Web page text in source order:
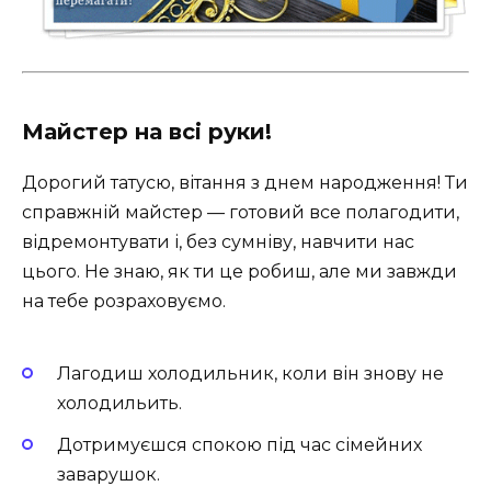
Майстер на всі руки!
Дорогий татусю, вітання з днем народження! Ти
справжній майстер — готовий все полагодити,
відремонтувати і, без сумніву, навчити нас
цього. Не знаю, як ти це робиш, але ми завжди
на тебе розраховуємо.
Лагодиш холодильник, коли він знову не
холодильить.
Дотримуєшся спокою під час сімейних
заварушок.